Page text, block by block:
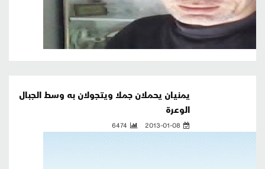
يمنيان يحملان جملا ويتجولان به وسط الجبال
الوعرة
2013-01-08
6474